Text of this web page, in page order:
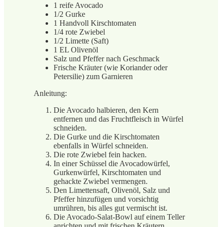
1 reife Avocado
1/2 Gurke
1 Handvoll Kirschtomaten
1/4 rote Zwiebel
1/2 Limette (Saft)
1 EL Olivenöl
Salz und Pfeffer nach Geschmack
Frische Kräuter (wie Koriander oder
Petersilie) zum Garnieren
Anleitung:
Die Avocado halbieren, den Kern
entfernen und das Fruchtfleisch in Würfel
schneiden.
Die Gurke und die Kirschtomaten
ebenfalls in Würfel schneiden.
Die rote Zwiebel fein hacken.
In einer Schüssel die Avocadowürfel,
Gurkenwürfel, Kirschtomaten und
gehackte Zwiebel vermengen.
Den Limettensaft, Olivenöl, Salz und
Pfeffer hinzufügen und vorsichtig
umrühren, bis alles gut vermischt ist.
Die Avocado-Salat-Bowl auf einem Teller